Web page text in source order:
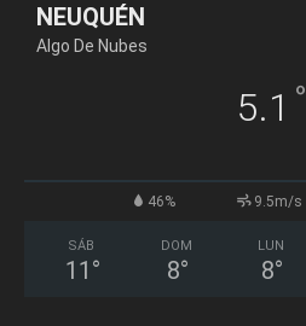
NEUQUÉN
Algo De Nubes
5.1 °
46% 9.5m/s
SÁB
11 °
DOM
8°
LUN
8°